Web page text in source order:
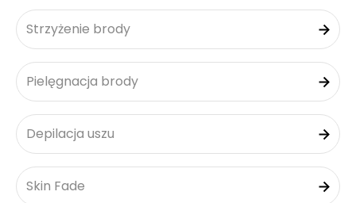
Strzyżenie brody
Pielęgnacja brody
Depilacja uszu
Skin Fade